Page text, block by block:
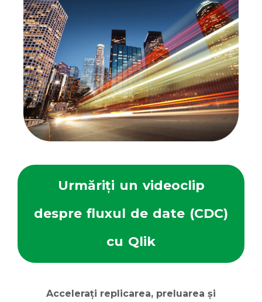
Urmăriți un videoclip
despre fluxul de date (CDC)
cu Qlik
Accelerați replicarea, preluarea și